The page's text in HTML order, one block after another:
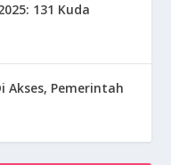
131 Kuda
Akses, Pemerintah